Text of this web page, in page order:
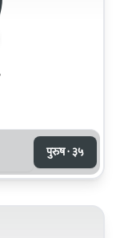
पुरुष · ३५